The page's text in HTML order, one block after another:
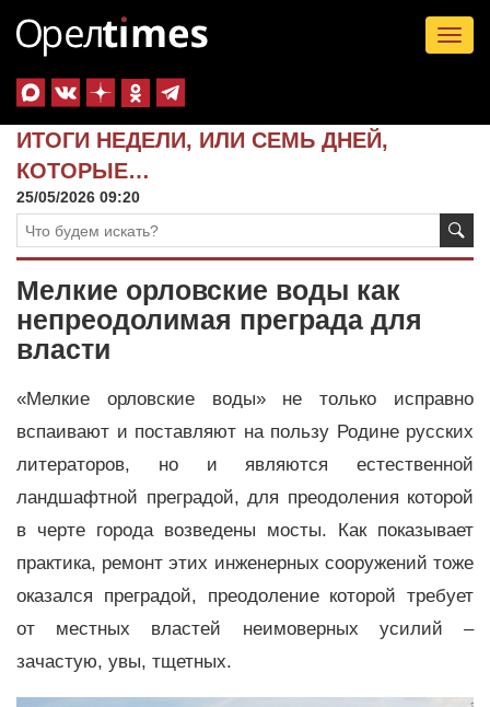
ИТОГИ НЕДЕЛИ, ИЛИ СЕМЬ ДНЕЙ,
КОТОРЫЕ…
25/05/2026 09:20
Мелкие орловские воды как
непреодолимая преграда для
власти
«Мелкие орловские воды» не только исправно
вспаивают и поставляют на пользу Родине русских
литераторов, но и являются естественной
ландшафтной преградой, для преодоления которой
в черте города возведены мосты. Как показывает
практика, ремонт этих инженерных сооружений тоже
оказался преградой, преодоление которой требует
от местных властей неимоверных усилий –
зачастую, увы, тщетных.